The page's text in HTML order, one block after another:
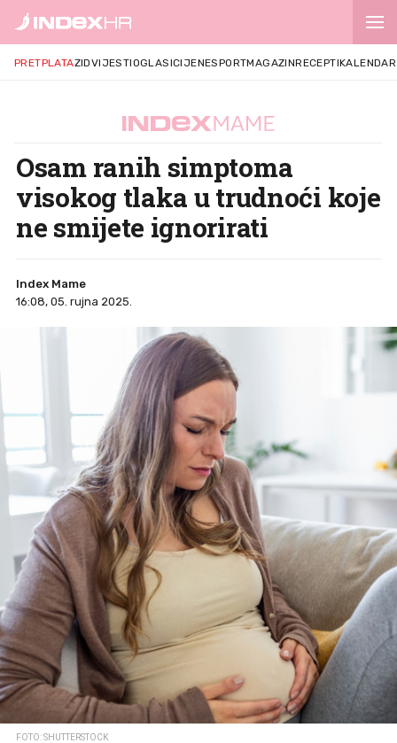
PRETPLATAZIDVIJESTIOGLASICIJENESPORTMAGAZINRECEPTIKALENDAR
Osam ranih simptoma
visokog tlaka u trudnoći koje
ne smijete ignorirati
Index Mame
16:08, 05. rujna 2025.
FOTO: SHUTTERSTOCK